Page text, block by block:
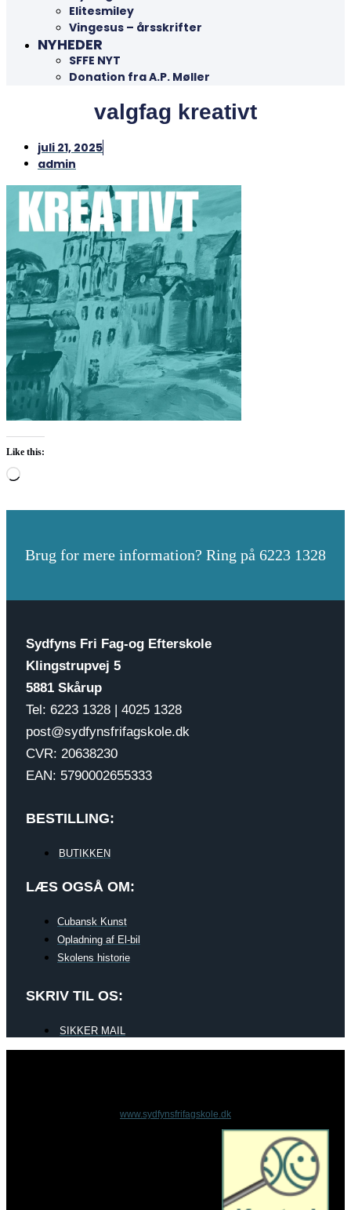
Elitesmiley
Vingesus – årsskrifter
NYHEDER
SFFE NYT
Donation fra A.P. Møller
valgfag kreativt
juli 21, 2025
admin
Like this:
Loading…
Brug for mere information? Ring på 6223 1328
Sydfyns Fri Fag-og Efterskole
Klingstrupvej 5
5881 Skårup
Tel: 6223 1328 | 4025 1328
post@sydfynsfrifagskole.dk
CVR: 20638230
EAN: 5790002655333
BESTILLING:
BUTIKKEN
LÆS OGSÅ OM:
Cubansk Kunst
Opladning af El-bil
Skolens historie
SKRIV TIL OS:
SIKKER MAIL
www.sydfynsfrifagskole.dk